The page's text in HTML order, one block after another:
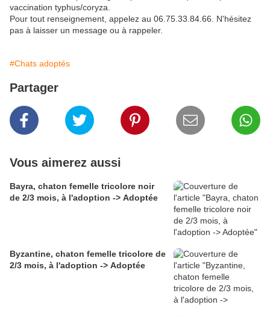
vaccination typhus/coryza.
Pour tout renseignement, appelez au 06.75.33.84.66. N'hésitez
pas à laisser un message ou à rappeler.
#Chats adoptés
Partager
Vous aimerez aussi
Bayra, chaton femelle tricolore noir
de 2/3 mois, à l'adoption -> Adoptée
Byzantine, chaton femelle tricolore de
2/3 mois, à l'adoption -> Adoptée